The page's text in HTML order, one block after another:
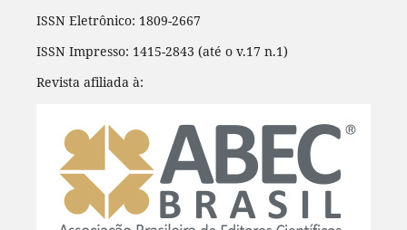
ISSN Eletrônico: 1809-2667
ISSN Impresso: 1415-2843 (até o v.17 n.1)
Revista afiliada à: